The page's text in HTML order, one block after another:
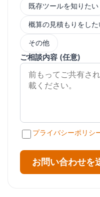
既存ツールを知りたい
概算の見積もりをした
その他
ご相談内容 (任意)
プライバシーポリシ
お問い合わせを